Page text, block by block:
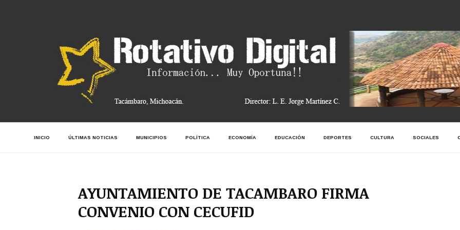
INICIO ÚLTIMAS NOTICIAS MUNICIPIOS POLÍTICA ECONOMÍA EDUCACIÓN DEPORTES CULTURA SOCIALES
AYUNTAMIENTO DE TACAMBARO FIRMA
CONVENIO CON CECUFID